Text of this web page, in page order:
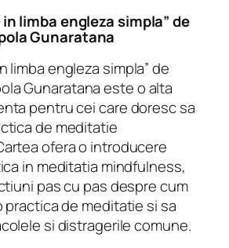
limba engleza simpla” de
Gunaratana
limba engleza simpla” de
Gunaratana este o alta
pentru cei care doresc sa
de meditatie
ofera o introducere
in meditatia mindfulness,
pas cu pas despre cum
practica de meditatie si sa
si distragerile comune.